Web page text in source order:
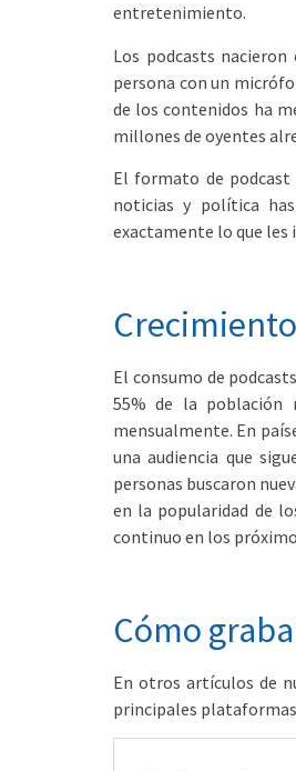
entretenimiento.
Los podcasts
persona con un
de los contenidos ha
millones de oyentes
El formato de podcast
noticias y política
exactamente lo que les
El consumo de
55% de la población
mensualmente. En
una audiencia que
personas buscaron
en la popularidad de
continuo en los
Cómo
En otros artículos de
principales